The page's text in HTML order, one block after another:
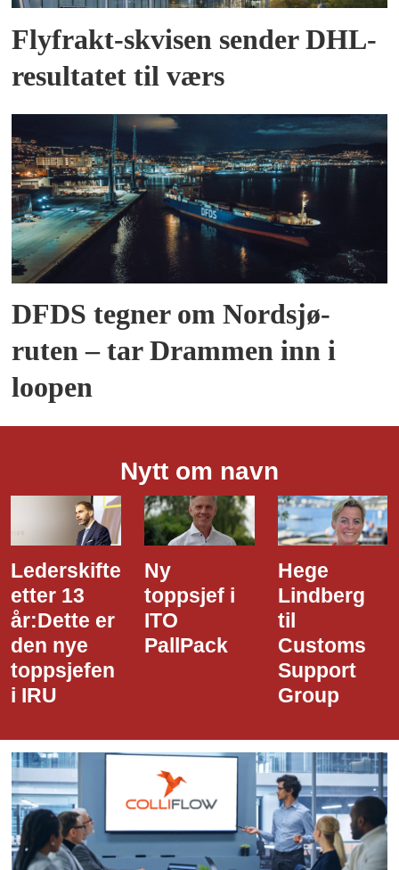
Flyfrakt-skvisen sender DHL-
resultatet til værs
DFDS tegner om Nordsjø-
ruten – tar Drammen inn i
loopen
Nytt om navn
Ny
toppsjef i
ITO
PallPack
Hege
Lindberg
til
Customs
Dette er
den nye
i Narvik
Havn